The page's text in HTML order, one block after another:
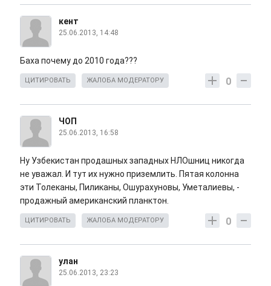
кент
25.06.2013, 14:48
Баха почему до 2010 года???
0
ЦИТИРОВАТЬ ЖАЛОБА МОДЕРАТОРУ
ЧОП
25.06.2013, 16:58
Ну Узбекистан продашных западных НЛОшниц никогда
не уважал. И тут их нужно приземлить. Пятая колонна
эти Толеканы, Пиликаны, Ошурахуновы, Уметалиевы, -
продажный американский планктон.
0
ЦИТИРОВАТЬ ЖАЛОБА МОДЕРАТОРУ
улан
25.06.2013, 23:23